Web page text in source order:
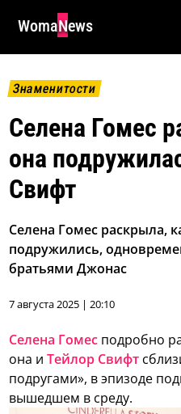
WomaNews
Знаменитости
Селена Гомес
она
Свифт
Селена Гомес раскрыла,
подружились,
братьями Джонас
7 августа 2025 | 20:10
Селена Гомес подробно
она иТейлор Свифт
подругами», в эпизоде
вышедшем в среду.